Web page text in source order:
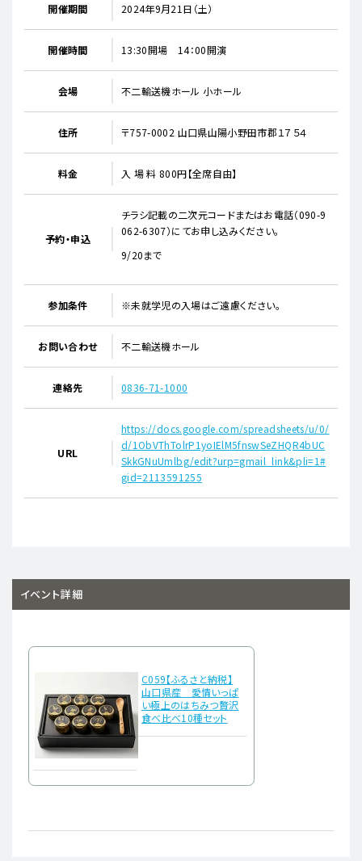
開催期間 2024年9月21日（土）
開催時間 13:30開場 14：00開演
会場 不二輸送機ホール 小ホール
住所 〒757-0002 山口県山陽小野田市郡１７５４
料金 入 場 料 800円【全席自由】
予約・申込
チラシ記載の二次元コードまたはお電話（090-9
062-6307）にてお申し込みください。
9/20まで
参加条件 ※未就学児の入場はご遠慮ください。
お問い合わせ 不二輸送機ホール
連絡先 0836-71-1000
URL
https://docs.google.com/spreadsheets/u/0/
d/1ObVThTolrP1yoIElM5fnswSeZHQR4bUC
SkkGNuUmlbg/edit?urp=gmail_link&pli=1#
gid=2113591255
イベント詳細
C059【ふるさと納税】
山口県産 愛情いっぱ
い極上のはちみつ贅沢
食べ比べ10種セット